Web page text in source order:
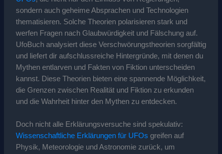
sondern auch geheime Absprachen und Technologien
thematisieren. Solche Theorien polarisieren stark und
werfen Fragen nach Glaubwürdigkeit und Fälschung auf.
UfoBuch analysiert diese Verschwörungstheorien sorgfältig
und liefert dir aufschlussreiche Hintergründe, mit denen du
Mythen entlarven und Fakten von Fiktion unterscheiden
kannst. Diese Theorien bieten eine spannende Möglichkeit,
die Grenzen zwischen Realität und Fiktion zu erkunden
und die Wahrheit hinter den Mythen zu entdecken.
Doch nicht alle Erklärungsversuche sind spekulativ:
Wissenschaftliche Erklärungen für UFOs greifen auf
Physik, Meteorologie und Astronomie zurück, um